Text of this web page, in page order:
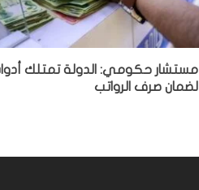
مستشار حكومي: الدولة تمتلك
لضمان صرف الرواتب